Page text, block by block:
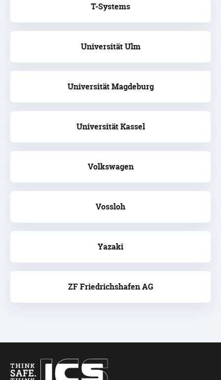
T-Systems
Universität Ulm
Universität Magdeburg
Universität Kassel
Volkswagen
Vossloh
Yazaki
ZF Friedrichshafen AG